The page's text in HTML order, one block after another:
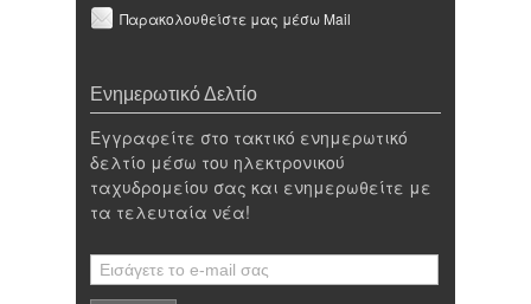
Παρακολουθείστε μας μέσω Mail
Ενημερωτικό Δελτίο
Εγγραφείτε στο τακτικό ενημερωτικό
δελτίο μέσω του ηλεκτρονικού
ταχυδρομείου σας και ενημερωθείτε με
τα τελευταία νέα!